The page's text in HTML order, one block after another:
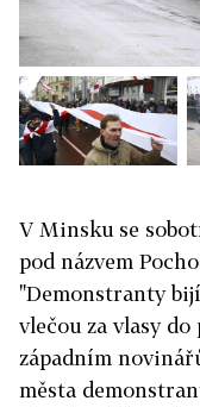
V Minsku se
pod názvem
"Demonstranty
vlečou za vlasy do
západním
města